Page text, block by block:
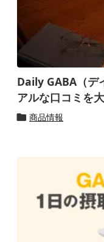
Daily GABA（デ
アルな口コミを
 商品情報